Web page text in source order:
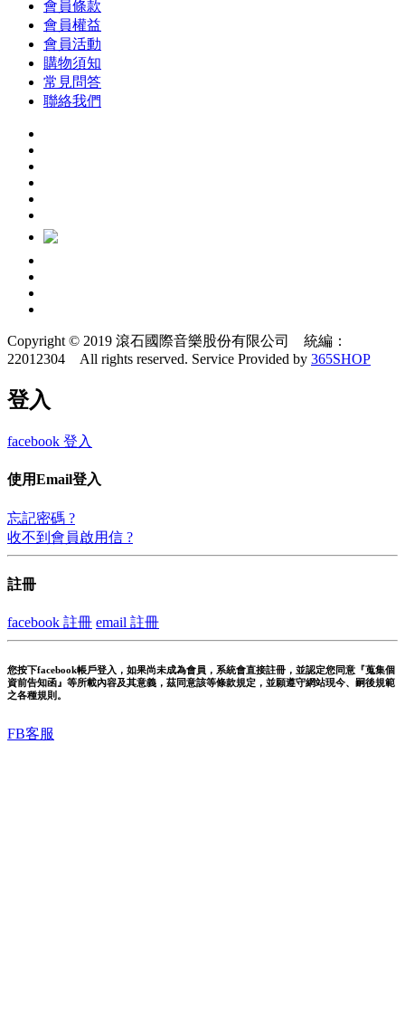
會員條款
會員權益
會員活動
購物須知
常見問答
聯絡我們
Copyright © 2019 滾石國際音樂股份有限公司 統編：
22012304 All rights reserved. Service Provided by 365SHOP
登入
facebook 登入
使用Email登入
忘記密碼 ?
收不到會員啟用信 ?
註冊
facebook 註冊 email 註冊
您按下facebook帳戶登入，如果尚未成為會員，系統會直接註冊，並認定您同意『蒐集個
資前告知函』等所載內容及其意義，茲同意該等條款規定，並願遵守網站現今、嗣後規範
之各種規則。
FB客服